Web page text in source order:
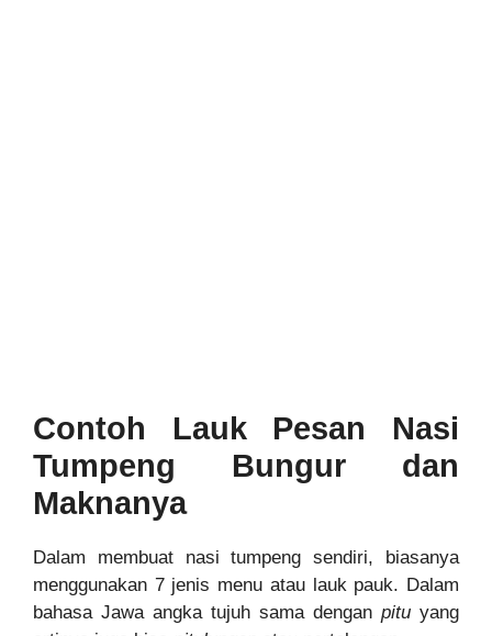
Contoh Lauk Pesan Nasi
Tumpeng Bungur dan
Maknanya
Dalam membuat nasi tumpeng sendiri, biasanya
menggunakan 7 jenis menu atau lauk pauk. Dalam
bahasa Jawa angka tujuh sama dengan pitu yang